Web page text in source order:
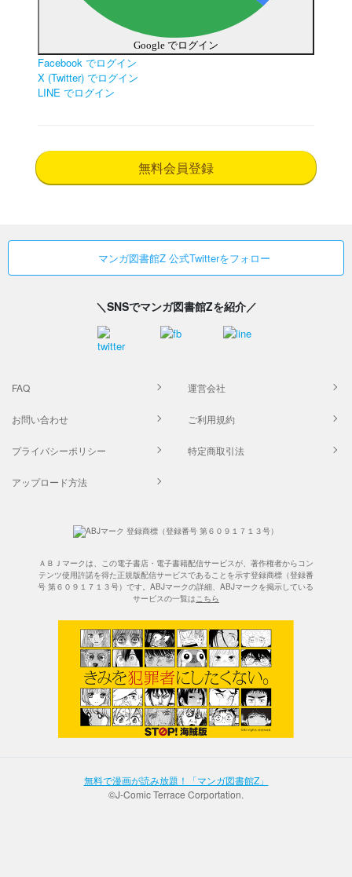
Google でログイン
Facebook でログイン
X (Twitter) でログイン
LINE でログイン
無料会員登録
マンガ図書館Z 公式Twitterをフォロー
＼SNSでマンガ図書館Zを紹介／
FAQ 運営会社
お問い合わせ ご利用規約
プライバシーポリシー 特定商取引法
アップロード方法
ＡＢＪマークは、この電子書店・電子書籍配信サービスが、著作権者からコン
テンツ使用許諾を得た正規版配信サービスであることを示す登録商標（登録番
号 第６０９１７１３号）です。ABJマークの詳細、ABJマークを掲示している
サービスの一覧はこちら
無料で漫画が読み放題！「マンガ図書館Z」
©J-Comic Terrace Corportation.